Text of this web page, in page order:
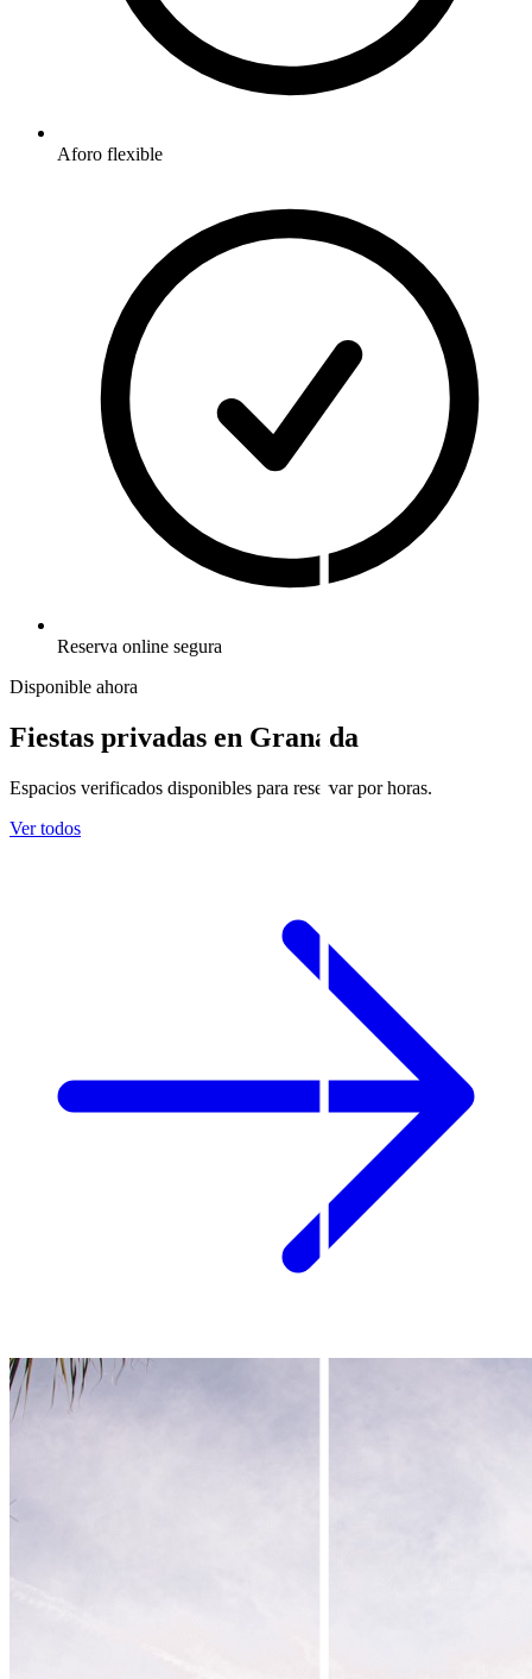
Aforo flexible
Reserva online segura
Disponible ahora
Fiestas privadas en Granada
Espacios verificados disponibles para reservar por horas.
Ver todos